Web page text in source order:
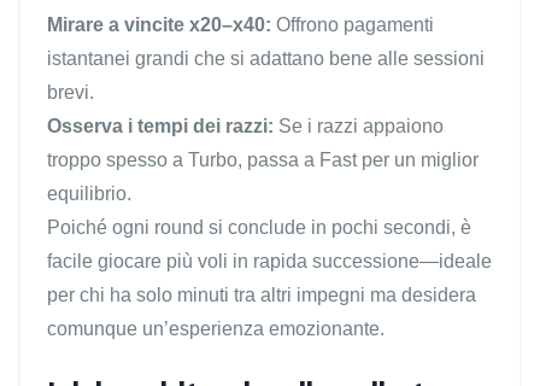
Mirare a vincite x20–x40: Offrono pagamenti
istantanei grandi che si adattano bene alle sessioni
brevi.
Osserva i tempi dei razzi: Se i razzi appaiono
troppo spesso a Turbo, passa a Fast per un miglior
equilibrio.
Poiché ogni round si conclude in pochi secondi, è
facile giocare più voli in rapida successione—ideale
per chi ha solo minuti tra altri impegni ma desidera
comunque un’esperienza emozionante.